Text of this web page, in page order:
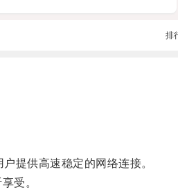
排
提供高速稳定的网络连接。
受。